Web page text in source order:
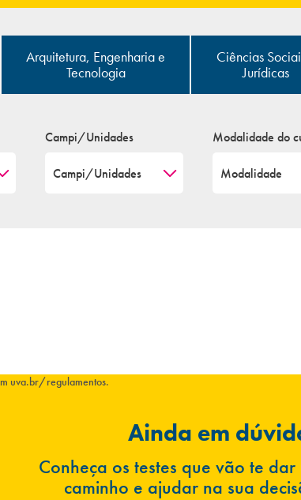
Arquitetura, Engenharia e
Tecnologia
Ciências
Jurídicas
Campi/Unidades Modalidade do
uva.br/regulamentos.
Ainda em
Conheça os testes que vão te dar
caminho e ajudar na sua